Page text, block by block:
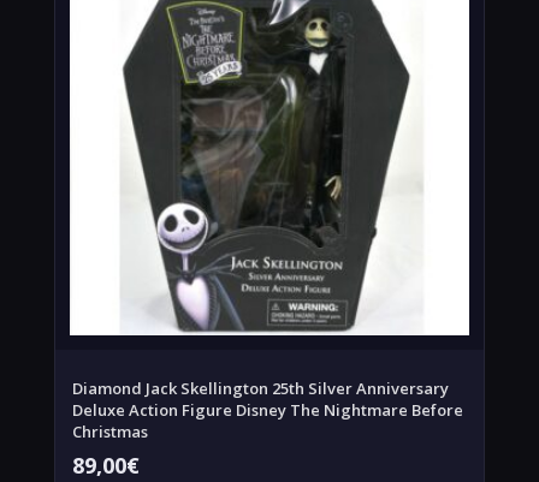
Diamond Jack Skellington 25th Silver Anniversary
Deluxe Action Figure Disney The Nightmare Before
Christmas
89,00€